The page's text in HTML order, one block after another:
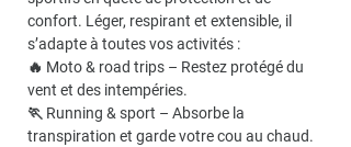
confort. Léger, respirant et extensible, il
s’adapte à toutes vos activités :
🔥 Moto & road trips – Restez protégé du
vent et des intempéries.
🏃 Running & sport – Absorbe la
transpiration et garde votre cou au chaud.